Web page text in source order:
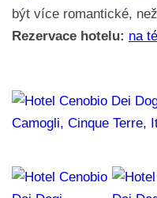
být více romantické,
Rezervace hotelu: na